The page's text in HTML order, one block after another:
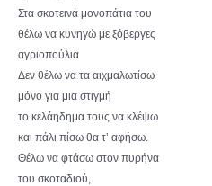
Στα σκοτεινά μονοπάτια του
θέλω να κυνηγώ με ξόβεργες
αγριοπούλια
Δεν θέλω να τα αιχμαλωτίσω
μόνο για μια στιγμή
το κελάηδημα τους να κλέψω
και πάλι πίσω θα τ’ αφήσω.
Θέλω να φτάσω στον πυρήνα
του σκοταδιού,